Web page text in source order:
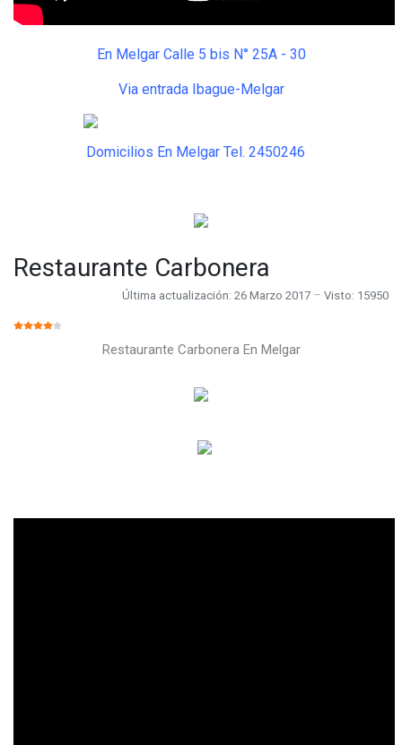
En Melgar Calle 5 bis N° 25A - 30
Via entrada Ibague-Melgar
Domicilios En Melgar Tel. 2450246
Restaurante Carbonera
Última actualización: 26 Marzo 2017 Visto: 15950
RATIO:4/5
Restaurante Carbonera En Melgar